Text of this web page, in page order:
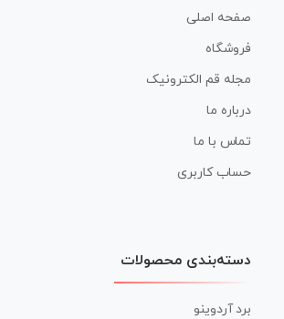
صفحه اصلی
فروشگاه
مجله قم الکترونیک
درباره ما
تماس با ما
حساب کاربری
دسته‌بندی محصولات
برد آردوینو